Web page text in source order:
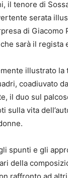
il tenore di
serata
di
sarà il regista
illustrato la
coadiuvato
il duo sul
sulla vita
spunti e gli
della